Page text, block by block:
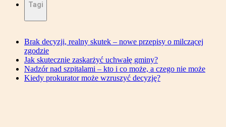
Tagi
Brak decyzji, realny skutek – nowe przepisy o milczącej
zgodzie
Jak skutecznie zaskarżyć uchwałę gminy?
Nadzór nad szpitalami – kto i co może, a czego nie może
Kiedy prokurator może wzruszyć decyzję?